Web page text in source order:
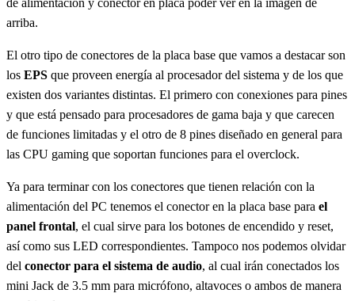
de alimentación y conector en placa poder ver en la imagen de
arriba.
El otro tipo de conectores de la placa base que vamos a destacar son
los EPS que proveen energía al procesador del sistema y de los que
existen dos variantes distintas. El primero con conexiones para pines
y que está pensado para procesadores de gama baja y que carecen
de funciones limitadas y el otro de 8 pines diseñado en general para
las CPU gaming que soportan funciones para el overclock.
Ya para terminar con los conectores que tienen relación con la
alimentación del PC tenemos el conector en la placa base para el
panel frontal, el cual sirve para los botones de encendido y reset,
así como sus LED correspondientes. Tampoco nos podemos olvidar
del conector para el sistema de audio, al cual irán conectados los
mini Jack de 3.5 mm para micrófono, altavoces o ambos de manera